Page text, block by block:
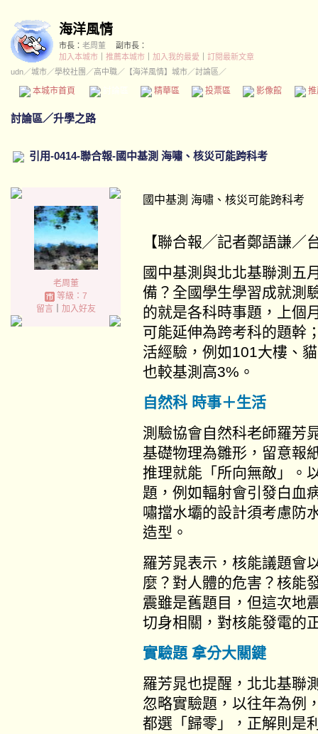
海洋風情
市長： 老周董
副市長：
加入本城市
推薦本城市 加入我的最愛
訂閱最新文章
udn／城市／學校社團 ／高中職／ 【海洋風情】城市／討論區／
本城市首頁 精華區 投票區 影像館
討論區／升學之路
引用-0414-聯合報-國中基測 海嘯、核災可能跨科考
老周董
等級：7
留言｜ 加入好友
國中基測 海嘯、核災可能跨科考
【聯合報╱記者鄭語謙／
國中基測與北北基聯測五
備？全國學生學習成就測
的就是各科時事題，上個
可能延伸為跨考科的題幹
活經驗，例如101大樓、
也較基測高3%。
自然科 時事＋生活
測驗協會自然科老師羅芳
基礎物理為雛形，留意報
推理就能「所向無敵」。
題，例如輻射會引發白血
嘯擋水壩的設計須考慮防
造型。
羅芳晁表示，核能議題會
麼？對人體的危害？核能
震雖是舊題目，但這次地
切身相關，對核能發電的
實驗題 拿分大關鍵
羅芳晁也提醒，北北基聯
忽略實驗題，以往年為例
都選「歸零」，正解則是